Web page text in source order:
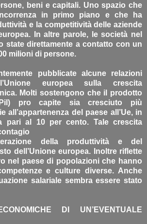
beni e capitali. Uno spazio che
in primo piano e che ha
e la competitività delle aziende
In altre parole, le società nel
state direttamente a contatto con un
milioni di persone.
pubblicate alcune relazioni
europea sulla crescita
Molti sostengono che il prodotto
pro capite sia cresciuto più
all’appartenenza del paese all’Ue, in
pari al 10 per cento. Tale crescita
della produttività e del
dell’Unione europea. Inoltre riflette
nel paese di popolazioni che hanno
e culture diverse. Anche
salariale sembra essere stato
DI UN’EVENTUALE